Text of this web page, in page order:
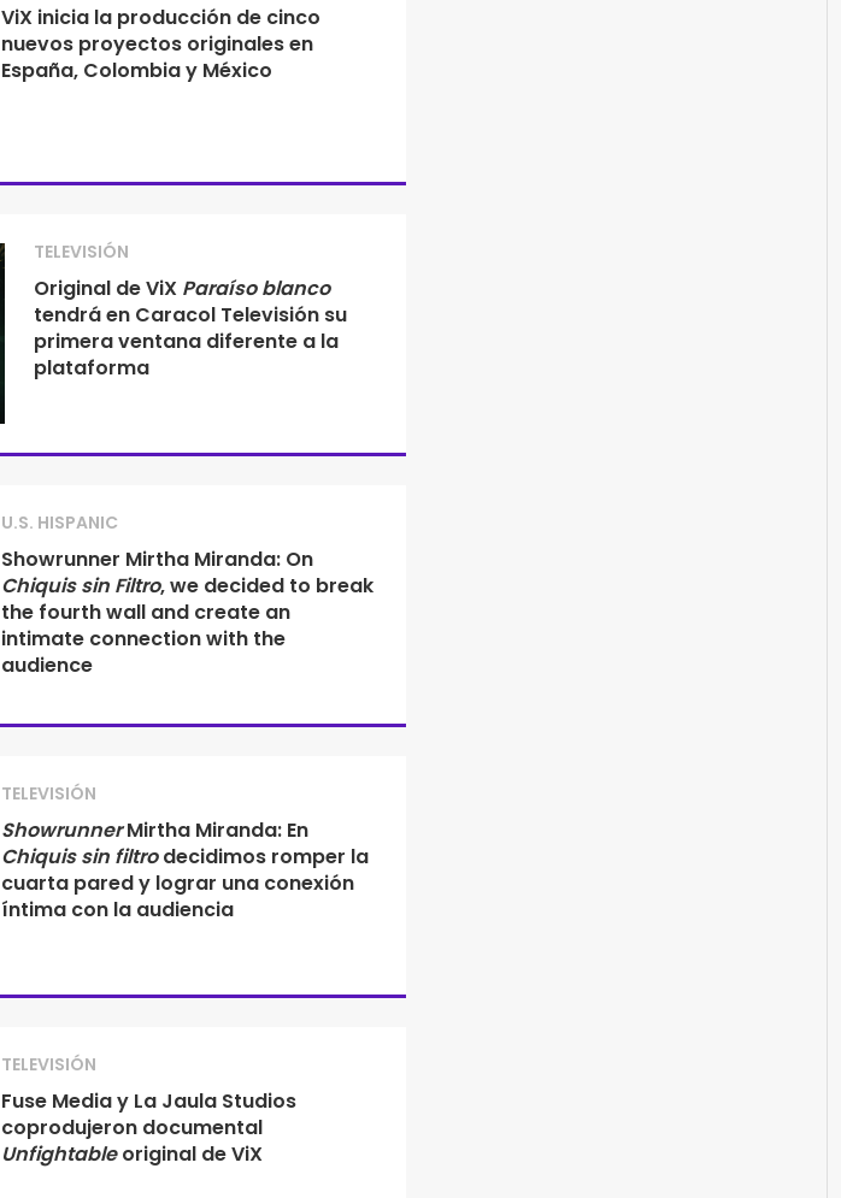
ViX inicia la producción de cinco
nuevos proyectos originales en
España, Colombia y México
TELEVISIÓN
Original de ViX Paraíso blanco
tendrá en Caracol Televisión su
primera ventana diferente a la
plataforma
U.S. HISPANIC
Showrunner Mirtha Miranda: On
Chiquis sin Filtro, we decided to break
the fourth wall and create an
intimate connection with the
audience
TELEVISIÓN
ShowrunnerMirtha Miranda: En
Chiquis sin filtrodecidimos romper la
cuarta pared y lograr una conexión
íntima con la audiencia
TELEVISIÓN
Fuse Media y La Jaula Studios
coprodujeron documental
Unfightableoriginal de ViX